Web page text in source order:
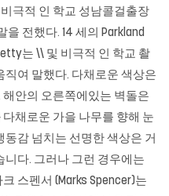
극적 인 학교 성남콜걸출장
전했다. 14 세의 Parkland
는 \\ 및 비극적 인 학교 촬
직여 말했다. 다채로운 색상은
안의 오른쪽에있는 벽돌은
채로운 가을 나무를 향해 눈
감 넘치는 선명한 색상은 거
니다. 그러나 그런 경우에는
스펜서 (Marks Spencer)는